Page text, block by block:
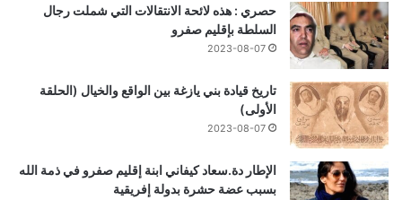
حصري : هذه لائحة الانتقالات التي شملت رجال
السلطة بإقليم صفرو
2023-08-07
تاريخ قيادة بني يازغة بين الواقع والخيال (الحلقة
الأولى)
2023-08-07
الإطار دة.سعاد كيفاني ابنة إقليم صفرو في ذمة الله
بسبب عضة حشرة بدولة إفريقية